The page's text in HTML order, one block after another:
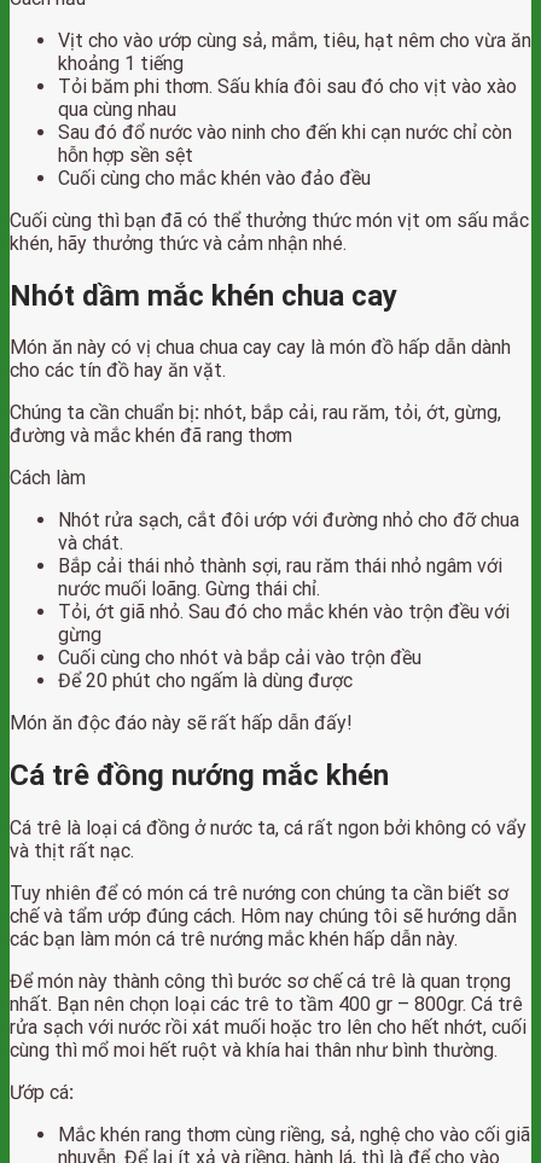
Vịt cho vào ướp cùng sả, mắm, tiêu, hạt nêm cho vừa ăn
khoảng 1 tiếng
Tỏi băm phi thơm. Sấu khía đôi sau đó cho vịt vào xào
qua cùng nhau
Sau đó đổ nước vào ninh cho đến khi cạn nước chỉ còn
hỗn hợp sền sệt
Cuối cùng cho mắc khén vào đảo đều
Cuối cùng thì bạn đã có thể thưởng thức món vịt om sấu mắc
khén, hãy thưởng thức và cảm nhận nhé.
Nhót dầm mắc khén chua cay
Món ăn này có vị chua chua cay cay là món đồ hấp dẫn dành
cho các tín đồ hay ăn vặt.
Chúng ta cần chuẩn bị: nhót, bắp cải, rau răm, tỏi, ớt, gừng,
đường và mắc khén đã rang thơm
Cách làm
Nhót rửa sạch, cắt đôi ướp với đường nhỏ cho đỡ chua
và chát.
Bắp cải thái nhỏ thành sợi, rau răm thái nhỏ ngâm với
nước muối loãng. Gừng thái chỉ.
Tỏi, ớt giã nhỏ. Sau đó cho mắc khén vào trộn đều với
gừng
Cuối cùng cho nhót và bắp cải vào trộn đều
Để 20 phút cho ngấm là dùng được
Món ăn độc đáo này sẽ rất hấp dẫn đấy!
Cá trê đồng nướng mắc khén
Cá trê là loại cá đồng ở nước ta, cá rất ngon bởi không có vẩy
và thịt rất nạc.
Tuy nhiên để có món cá trê nướng con chúng ta cần biết sơ
chế và tẩm ướp đúng cách. Hôm nay chúng tôi sẽ hướng dẫn
các bạn làm món cá trê nướng mắc khén hấp dẫn này.
Để món này thành công thì bước sơ chế cá trê là quan trọng
nhất. Bạn nên chọn loại các trê to tầm 400 gr – 800gr. Cá trê
rửa sạch với nước rồi xát muối hoặc tro lên cho hết nhớt, cuối
cùng thì mổ moi hết ruột và khía hai thân như bình thường.
Ướp cá:
Mắc khén rang thơm cùng riềng, sả, nghệ cho vào cối giã
nhuyễn. Để lại ít xả và riềng, hành lá, thì là để cho vào